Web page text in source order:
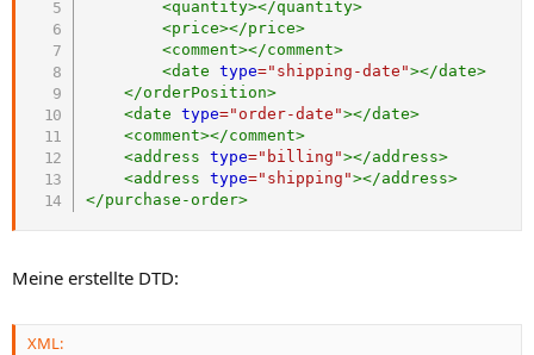
<quantity></quantity>
<price></price>
<comment></comment>
<date type=" shipping-date "></date>
</orderPosition>
<date type=" order-date "></date>
<comment></comment>
<address type=" billing "></address>
<address type=" shipping "></address>
</purchase-order>
Meine erstellte DTD:
XML: